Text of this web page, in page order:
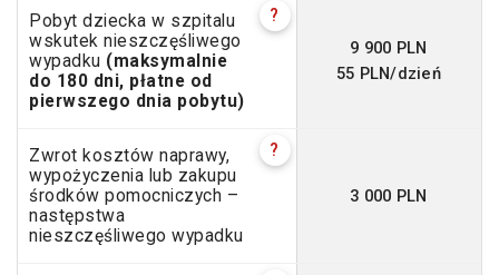
Pobyt dziecka w szpitalu
wskutek nieszczęśliwego
wypadku (maksymalnie
do 180 dni, płatne od
pierwszego dnia pobytu)
?
9 900 PLN
55 PLN/dzień
Zwrot kosztów naprawy,
wypożyczenia lub zakupu
środków pomocniczych –
następstwa
nieszczęśliwego wypadku
?
3 000 PLN